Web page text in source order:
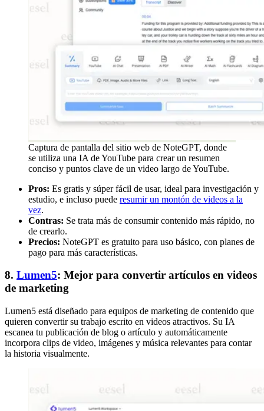
Captura de pantalla del sitio web de NoteGPT, donde
se utiliza una IA de YouTube para crear un resumen
conciso y puntos clave de un video largo de YouTube.
Pros: Es gratis y súper fácil de usar, ideal para investigación y
estudio, e incluso puede resumir un montón de videos a la
vez.
Contras: Se trata más de consumir contenido más rápido, no
de crearlo.
Precios: NoteGPT es gratuito para uso básico, con planes de
pago para más características.
8. Lumen5: Mejor para convertir artículos en videos
de marketing
Lumen5 está diseñado para equipos de marketing de contenido que
quieren convertir su trabajo escrito en videos atractivos. Su IA
escanea tu publicación de blog o artículo y automáticamente
incorpora clips de video, imágenes y música relevantes para contar
la historia visualmente.